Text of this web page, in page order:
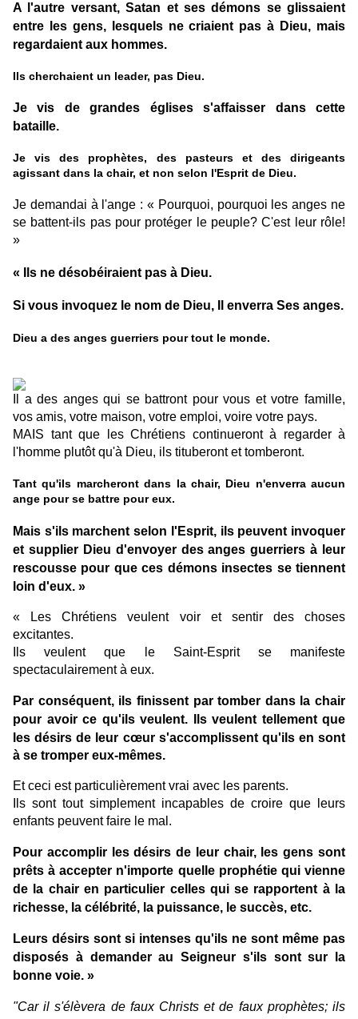
A l'autre versant, Satan et ses démons se glissaient
entre les gens, lesquels ne criaient pas à Dieu, mais
regardaient aux hommes.
Ils cherchaient un leader, pas Dieu.
Je vis de grandes églises s'affaisser dans cette
bataille.
Je vis des prophètes, des pasteurs et des dirigeants
agissant dans la chair, et non selon l'Esprit de Dieu.
Je demandai à l'ange : « Pourquoi, pourquoi les anges ne
se battent-ils pas pour protéger le peuple? C'est leur rôle!
»
« Ils ne désobéiraient pas à Dieu.
Si vous invoquez le nom de Dieu, Il enverra Ses anges.
Dieu a des anges guerriers pour tout le monde.
Il a des anges qui se battront pour vous et votre famille,
vos amis, votre maison, votre emploi, voire votre pays.
MAIS tant que les Chrétiens continueront à regarder à
l'homme plutôt qu'à Dieu, ils tituberont et tomberont.
Tant qu'ils marcheront dans la chair, Dieu n'enverra aucun
ange pour se battre pour eux.
Mais s'ils marchent selon l'Esprit, ils peuvent invoquer
et supplier Dieu d'envoyer des anges guerriers à leur
rescousse pour que ces démons insectes se tiennent
loin d'eux. »
« Les Chrétiens veulent voir et sentir des choses
excitantes.
Ils veulent que le Saint-Esprit se manifeste
spectaculairement à eux.
Par conséquent, ils finissent par tomber dans la chair
pour avoir ce qu'ils veulent.
Ils veulent tellement que
les désirs de leur cœur s'accomplissent qu'ils en sont
à se tromper eux-mêmes.
Et ceci est particulièrement vrai avec les parents.
Ils sont tout simplement incapables de croire que leurs
enfants peuvent faire le mal.
Pour accomplir les désirs de leur chair, les gens sont
prêts à accepter n'importe quelle prophétie qui vienne
de la chair en particulier celles qui se rapportent à la
richesse, la célébrité, la puissance, le succès, etc.
Leurs désirs sont si intenses qu'ils ne sont même pas
disposés à demander au Seigneur s'ils sont sur la
bonne voie. »
"Car il s'élèvera de faux Christs et de faux prophètes; ils